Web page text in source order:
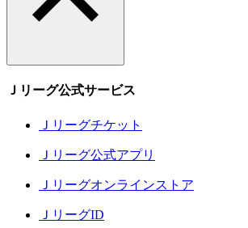
Ｊリーグ公式サービス
Ｊリーグチケット
Ｊリーグ公式アプリ
Ｊリーグオンラインストア
ＪリーグID